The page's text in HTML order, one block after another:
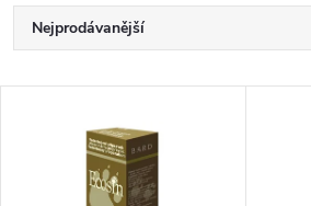
Ř
a
Nejprodávanější
Abecedně